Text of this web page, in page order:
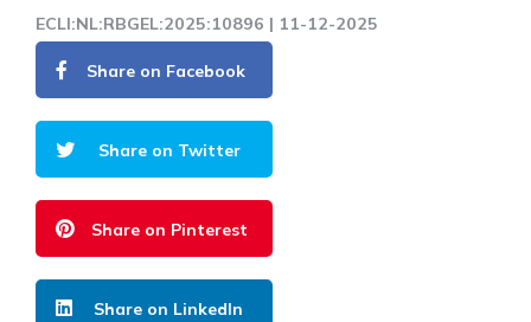
ECLI:NL:RBGEL:2025:10896 | 11-12-2025
Share on Facebook
Share on Twitter
Share on Pinterest
Share on LinkedIn